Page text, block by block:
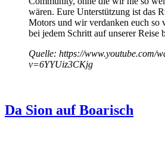
wären. Eure Unterstützung ist das
Motors und wir verdanken euch so
bei jedem Schritt auf unserer Reise
Quelle: https://www.youtube.com/
v=6YYUiz3CKjg
Da Sion auf Boarisch